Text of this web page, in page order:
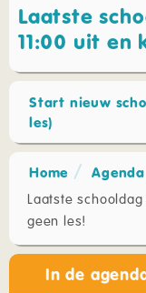
Laatste
11:00 uit en
Start nieuw
les)
Home
Agenda
Laatste
geen les!
In de